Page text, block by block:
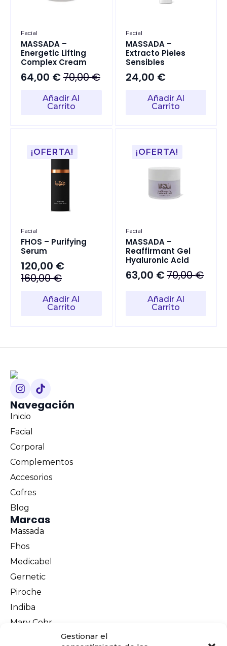
Gestionar el
Facial
MASSADA –
Energetic Lifting
Complex Cream
70,00€
El
precio
original
64,00 €
El
precio
actual
Añadir Al
Carrito
Facial
MASSADA –
Extracto Pieles
Sensibles
24,00 €
Añadir Al
Carrito
¡OFERTA!
Facial
FHOS – Purifying
Serum
160,00€
El
original
120,00 €
El
actualAñadir Al
Carrito
¡OFERTA!
Facial
MASSADA –
Reaffirmant Gel
Hyaluronic Acid
70,00€
El
precio
original
63,00 €
El
precio
actualAñadir Al
Carrito
Navegación
Inicio
Facial
Corporal
Complementos
Accesorios
Cofres
Blog
Marcas
Massada
Fhos
Medicabel
Gernetic
Piroche
Indiba
Mary Cohr
Información legal